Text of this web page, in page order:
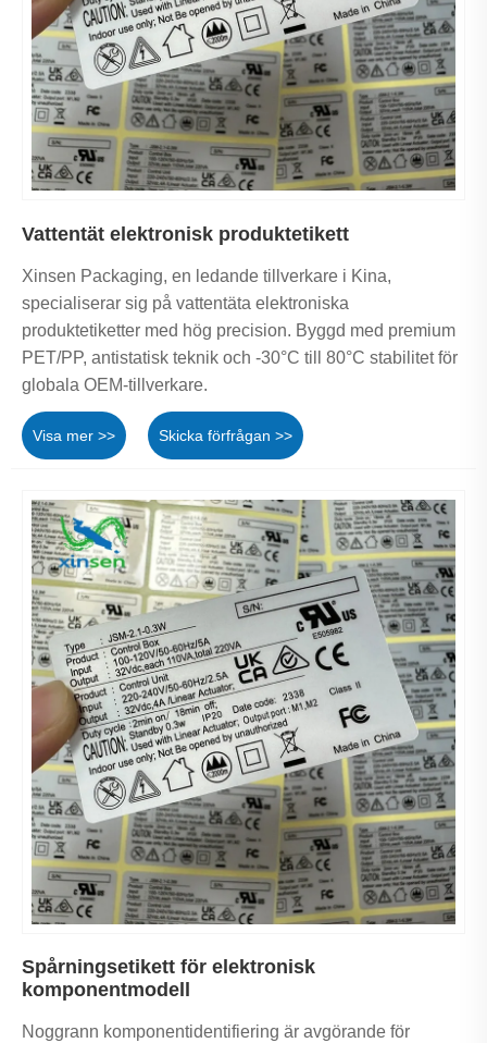
Vattentät elektronisk produktetikett
Xinsen Packaging, en ledande tillverkare i Kina,
specialiserar sig på vattentäta elektroniska
produktetiketter med hög precision. Byggd med premium
PET/PP, antistatisk teknik och -30°C till 80°C stabilitet för
globala OEM-tillverkare.
Visa mer >> Skicka förfrågan >>
Spårningsetikett för elektronisk
komponentmodell
Noggrann komponentidentifiering är avgörande för